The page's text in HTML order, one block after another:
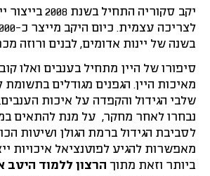
יקב סקוריה התחיל
בשנה של יינות אדומים, לבנים ורוזה
מאיכות היין. הגפנים מגודלים
שלבי הגידול והקפדה על איכות הענבים.
נבחרו לאחר מחקר, על מנת להתאים
לסביבת הגידול ברמת הגולן ושיטות
מאפשרות להגיע לפוטנציאל איכויות
ביותר וזאת מתוך הרצון ללמוד היטב